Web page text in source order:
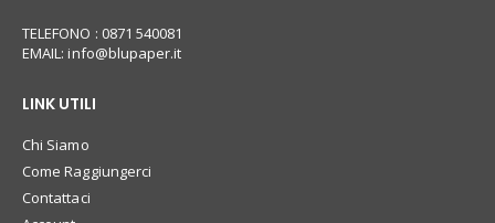
TELEFONO : 0871 540081
EMAIL:info@blupaper.it
LINK UTILI
Chi Siamo
Come Raggiungerci
Contattaci